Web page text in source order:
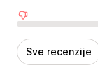
Sve recenzije